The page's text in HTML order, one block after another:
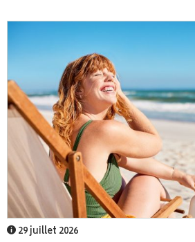
29 juillet 2026